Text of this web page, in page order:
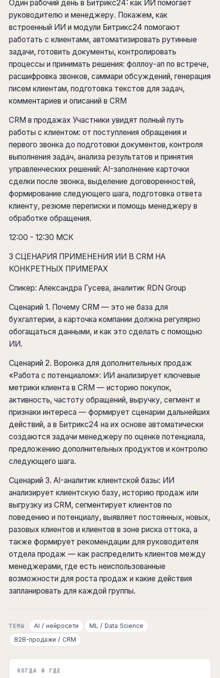
Один рабочий день в Битрикс24: как ИИ помогает
руководителю и менеджеру. Покажем, как
встроенный ИИ и модули Битрикс24 помогают
работать с клиентами, автоматизировать рутинные
задачи, готовить документы, контролировать
процессы и принимать решения: фоллоу-ап по встрече,
расшифровка звонков, саммари обсуждений, генерация
писем клиентам, подготовка текстов для задач,
комментариев и описаний в CRM
CRM в продажах Участники увидят полный путь
работы с клиентом: от поступления обращения и
первого звонка до подготовки документов, контроля
выполнения задач, анализа результатов и принятия
управленческих решений: AI-заполнение карточки
сделки после звонка, выделение договоренностей,
формирование следующего шага, подготовка ответа
клиенту, резюме переписки и помощь менеджеру в
обработке обращения.
12:00 - 12:30 МСК
3 СЦЕНАРИЯ ПРИМЕНЕНИЯ ИИ В CRM НА
КОНКРЕТНЫХ ПРИМЕРАХ
Спикер: Александра Гусева, аналитик RDN Group
Сценарий 1. Почему CRM — это не база для
бухгалтерии, а карточка компании должна регулярно
обогащаться данными, и как это сделать с помощью
ИИ.
Сценарий 2. Воронка для дополнительных продаж
«Работа с потенциалом»: ИИ анализирует ключевые
метрики клиента в CRM — историю покупок,
активность, частоту обращений, выручку, сегмент и
признаки интереса — формирует сценарии дальнейших
действий, а в Битрикс24 на их основе автоматически
создаются задачи менеджеру по оценке потенциала,
предложению дополнительных продуктов и контролю
следующего шага.
Сценарий 3. AI-аналитик клиентской базы: ИИ
анализирует клиентскую базу, историю продаж или
выгрузку из CRM, сегментирует клиентов по
поведению и потенциалу, выявляет постоянных, новых,
разовых клиентов и клиентов в зоне риска оттока, а
также формирует рекомендации для руководителя
отдела продаж — как распределить клиентов между
менеджерами, где есть неиспользованные
возможности для роста продаж и какие действия
запланировать для каждой группы.
ТЕМЫ AI / нейросети
ML / Data Science
B2B-продажи / CRM
КОГДА И ГДЕ